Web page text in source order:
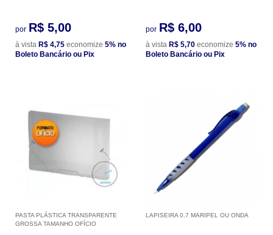
por R$ 5,00
à vista R$ 4,75 economize 5% no
Boleto Bancário ou Pix
por R$ 6,00
à vista R$ 5,70 economize 5% no
Boleto Bancário ou Pix
PASTA PLÁSTICA TRANSPARENTE
GROSSA TAMANHO OFÍCIO
LAPISEIRA 0.7 MARIPEL OU ONDA